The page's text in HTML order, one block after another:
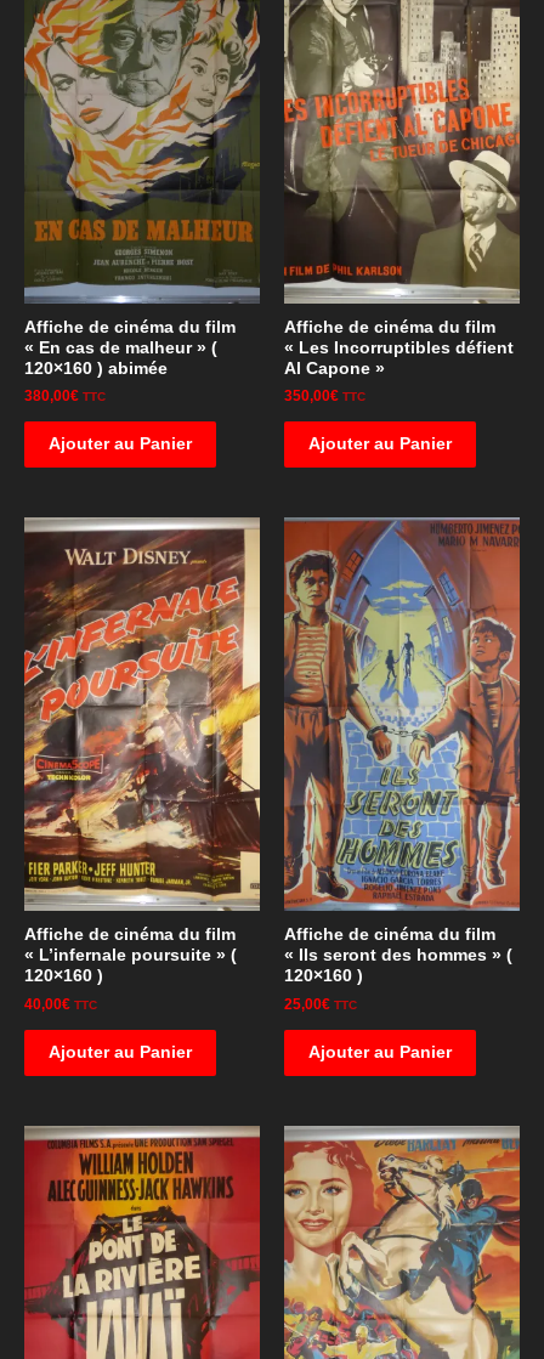
Affiche de cinéma du film
« En cas de malheur » (
120×160 ) abimée
380,00€ TTC
Ajouter au Panier
Affiche de cinéma du film
« Les Incorruptibles défient
Al Capone »
350,00€ TTC
Ajouter au Panier
Affiche de cinéma du film
« L’infernale poursuite » (
120×160 )
40,00€ TTC
Ajouter au Panier
Affiche de cinéma du film
« Ils seront des hommes » (
120×160 )
25,00€ TTC
Ajouter au Panier